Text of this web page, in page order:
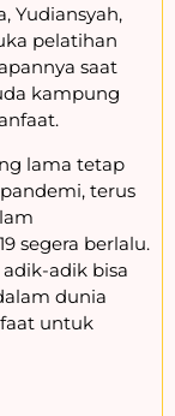
Yudiansyah,
pelatihan
saat
kampung
lama tetap
terus
segera berlalu.
adik bisa
dunia
untuk